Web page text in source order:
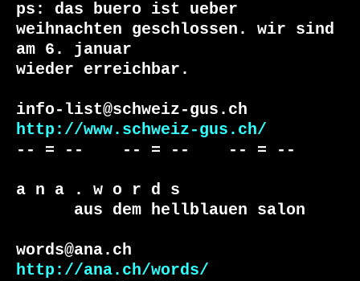
ps: das buero ist ueber
weihnachten geschlossen. wir sind
am 6. januar
wieder erreichbar.
http://www.schweiz-gus.ch/
-- = --    -- = --    -- = --
a n a . w o r d s
http://ana.ch/words/